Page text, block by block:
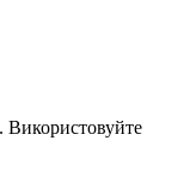
Використовуйте